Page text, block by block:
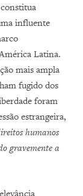
influente
Latina.
mais ampla
fugido dos
foram
estrangeira,
humanos
gravemente a